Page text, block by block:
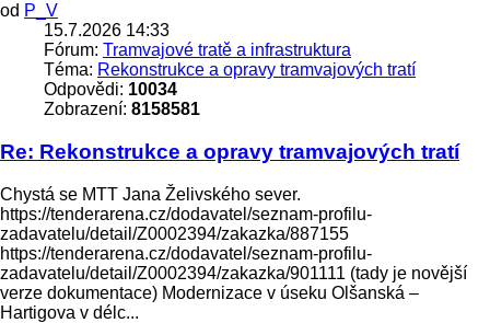
od P_V
15.7.2026 14:33
Fórum: Tramvajové tratě a infrastruktura
Téma: Rekonstrukce a opravy tramvajových tratí
Odpovědi: 10034
Zobrazení: 8158581
Re: Rekonstrukce a opravy tramvajových tratí
Chystá se MTT Jana Želivského sever.
https://tenderarena.cz/dodavatel/seznam-profilu-
zadavatelu/detail/Z0002394/zakazka/887155
https://tenderarena.cz/dodavatel/seznam-profilu-
zadavatelu/detail/Z0002394/zakazka/901111 (tady je novější
verze dokumentace) Modernizace v úseku Olšanská –
Hartigova v délc...